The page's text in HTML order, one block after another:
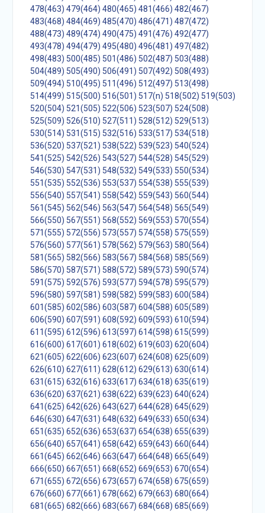
478(463) 479(464) 480(465) 481(466) 482(467)
483(468) 484(469) 485(470) 486(471) 487(472)
488(473) 489(474) 490(475) 491(476) 492(477)
493(478) 494(479) 495(480) 496(481) 497(482)
498(483) 500(485) 501(486) 502(487) 503(488)
504(489) 505(490) 506(491) 507(492) 508(493)
509(494) 510(495) 511(496) 512(497) 513(498)
514(499) 515(500) 516(501) 517(n) 518(502) 519(503)
520(504) 521(505) 522(506) 523(507) 524(508)
525(509) 526(510) 527(511) 528(512) 529(513)
530(514) 531(515) 532(516) 533(517) 534(518)
536(520) 537(521) 538(522) 539(523) 540(524)
541(525) 542(526) 543(527) 544(528) 545(529)
546(530) 547(531) 548(532) 549(533) 550(534)
551(535) 552(536) 553(537) 554(538) 555(539)
556(540) 557(541) 558(542) 559(543) 560(544)
561(545) 562(546) 563(547) 564(548) 565(549)
566(550) 567(551) 568(552) 569(553) 570(554)
571(555) 572(556) 573(557) 574(558) 575(559)
576(560) 577(561) 578(562) 579(563) 580(564)
581(565) 582(566) 583(567) 584(568) 585(569)
586(570) 587(571) 588(572) 589(573) 590(574)
591(575) 592(576) 593(577) 594(578) 595(579)
596(580) 597(581) 598(582) 599(583) 600(584)
601(585) 602(586) 603(587) 604(588) 605(589)
606(590) 607(591) 608(592) 609(593) 610(594)
611(595) 612(596) 613(597) 614(598) 615(599)
616(600) 617(601) 618(602) 619(603) 620(604)
621(605) 622(606) 623(607) 624(608) 625(609)
626(610) 627(611) 628(612) 629(613) 630(614)
631(615) 632(616) 633(617) 634(618) 635(619)
636(620) 637(621) 638(622) 639(623) 640(624)
641(625) 642(626) 643(627) 644(628) 645(629)
646(630) 647(631) 648(632) 649(633) 650(634)
651(635) 652(636) 653(637) 654(638) 655(639)
656(640) 657(641) 658(642) 659(643) 660(644)
661(645) 662(646) 663(647) 664(648) 665(649)
666(650) 667(651) 668(652) 669(653) 670(654)
671(655) 672(656) 673(657) 674(658) 675(659)
676(660) 677(661) 678(662) 679(663) 680(664)
681(665) 682(666) 683(667) 684(668) 685(669)